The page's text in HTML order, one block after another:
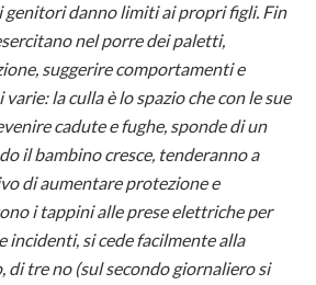
genitori danno limiti ai propri figli. Fin
nel porre dei paletti,
suggerire comportamenti e
la culla è lo spazio che con le sue
cadute e fughe, sponde di un
il bambino cresce, tenderanno a
di aumentare protezione e
i tappini alle prese elettriche per
incidenti, si cede facilmente alla
di tre no (sul secondo giornaliero si